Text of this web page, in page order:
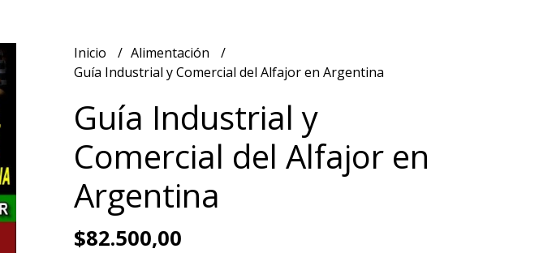
Inicio
Alimentación
Guía Industrial y Comercial del Alfajor en Argentina
Guía Industrial y
Comercial del Alfajor en
Argentina
$82.500,00